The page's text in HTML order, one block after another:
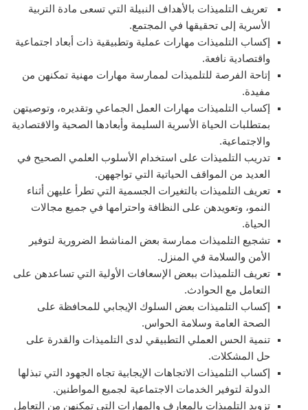
تعريف التلميذات بالأهداف النبيلة التي تسعى مادة التربية
الأسرية إلى تحقيقها في المجتمع.
إكساب التلميذات مهارات عملية وتطبيقية ذات أبعاد اجتماعية
واقتصادية نافعة.
إتاحة الفرصة للتلميذات لممارسة مهارات مهنية تمكنهن من
مفيدة.
إكساب التلميذات مهارات العمل الجماعي وتقديره، وتوصيتهن
بمتطلبات الحياة الأسرية السليمة وأبعادها الصحية والاقتصادية
والاجتماعية.
تدريب التلميذات على استخدام الأسلوب العلمي الصحيح في
العديد من المواقف الحياتية التي تواجههن.
تعريف التلميذات بالتغيرات الجسمية التي تطرأ عليهن أثناء
النمو، وتعويدهن على النظافة واحترامها في جميع مجالات
الحياة.
تشجيع التلميذات ممارسة بعض المناشط الضرورية لتوفير
الأمن والسلامة في المنزل.
تعريف التلميذات ببعض الإسعافات الأولية التي تساعدهن على
التعامل مع الحوادث.
إكساب التلميذات بعض السلوك الإيجابي للمحافظة على
الصحة العامة وسلامة الحواس.
تنمية الحس العملي التطبيقي لدى التلميذات والقدرة على
حل المشكلات.
إكساب التلميذات الاتجاهات الإيجابية تجاه الجهود التي تبذلها
الدولة لتوفير الخدمات الاجتماعية لجميع المواطنين.
تزويد التلميذات بالمعارف والمهارات التي تمكنهن من التعامل